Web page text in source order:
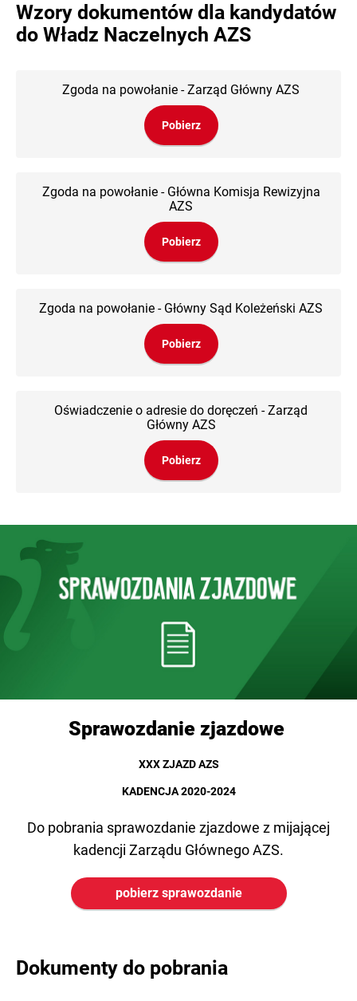
Wzory dokumentów dla kandydatów
do Władz Naczelnych AZS
Zgoda na powołanie - Zarząd Główny AZS
Pobierz
Zgoda na powołanie - Główna Komisja Rewizyjna
AZS
Pobierz
Zgoda na powołanie - Główny Sąd Koleżeński AZS
Pobierz
Oświadczenie o adresie do doręczeń - Zarząd
Główny AZS
Pobierz
Sprawozdanie zjazdowe
XXX ZJAZD AZS
KADENCJA 2020-2024
Do pobrania sprawozdanie zjazdowe z mijającej
kadencji Zarządu Głównego AZS.
pobierz sprawozdanie
Dokumenty do pobrania